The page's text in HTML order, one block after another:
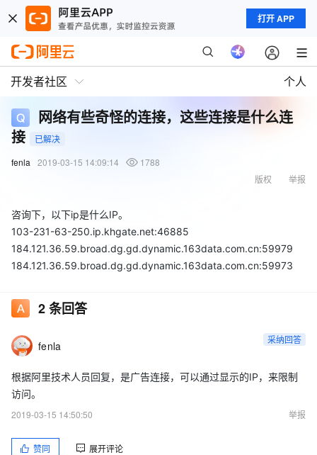
打开 APP
开发者社区 个人
网络有些奇怪的连接，这些连接是什么连
接
已解决
fenla
2019-03-15 14:09:14
1788
举报
版权
咨询下，以下ip是什么IP。
103-231-63-250.ip.khgate.net:46885
184.121.36.59.broad.dg.gd.dynamic.163data.com.cn:59979
184.121.36.59.broad.dg.gd.dynamic.163data.com.cn:59973
2条回答
fenla 采纳回答
根据阿里技术人员回复，是广告连接，可以通过显示的IP，来限制
访问。
2019-03-15 14:50:50
举报
赞同 展开评论